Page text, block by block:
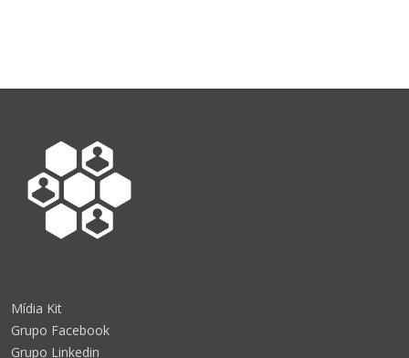
Mídia Kit
Grupo Facebook
Grupo Linkedin